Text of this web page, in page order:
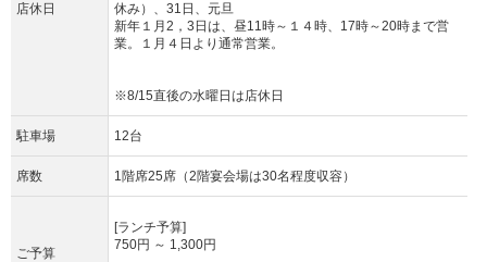
店休日
休み）、31日、元旦
新年１月2，3日は、昼11時～１４時、17時～20時まで営
業。１月４日より通常営業。
※8/15直後の水曜日は店休日
駐車場 12台
席数 1階席25席（2階宴会場は30名程度収容）
ご予算
[ランチ予算]
750円 ～ 1,300円